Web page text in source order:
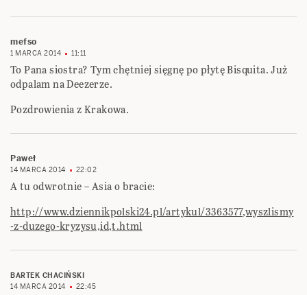
mefso
1 MARCA 2014 11:11
To Pana siostra? Tym chętniej sięgnę po płytę Bisquita. Już
odpalam na Deezerze.
Pozdrowienia z Krakowa.
Paweł
14 MARCA 2014 22:02
A tu odwrotnie – Asia o bracie:
http://www.dziennikpolski24.pl/artykul/3363577,wyszlismy
-z-duzego-kryzysu,id,t.html
BARTEK CHACIŃSKI
14 MARCA 2014
22:45